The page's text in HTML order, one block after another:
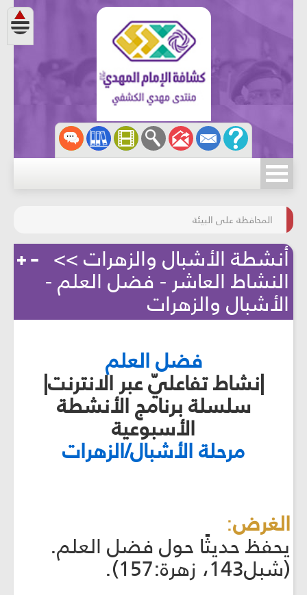
مسابقة الركب الحسينيّ
المحافظة على البيئة
أنشطة الأشبال والزهرات >>
النشاط العاشر - فضل العلم -
الأشبال والزهرات
فضل العلم
|نشاط تفاعليّ عبر الانترنت|
سلسلة برنامج الأنشطة
الأسبوعية
مرحلة الأشبال/الزهرات
الغرض:
يحفظ حديثًا حول فضل العلم.
(شبل143، زهرة:157).